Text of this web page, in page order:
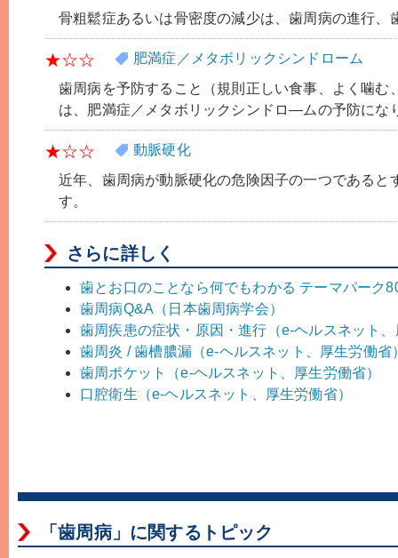
骨粗鬆症あるいは骨密度の減少は、歯周病の進行、
★☆☆
肥満症／メタボリックシンドローム
歯周病を予防すること（規則正しい食事、よく噛む
は、肥満症／メタボリックシンドロ―ムの予防にな
★☆☆
動脈硬化
近年、歯周病が動脈硬化の危険因子の一つであると
す。
さらに詳しく
歯とお口のことなら何でもわかる テーマパーク
歯周病Q&A（日本歯周病学会）
歯周疾患の症状・原因・進行（e-ヘルスネット
歯周炎 / 歯槽膿漏（e-ヘルスネット、厚生労働省
歯周ポケット（e-ヘルスネット、厚生労働省）
口腔衛生（e-ヘルスネット、厚生労働省）
「歯周病」に関するトピック